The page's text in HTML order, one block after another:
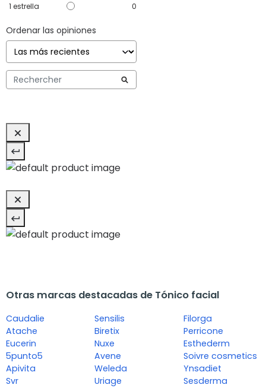
1 estrella 0
Ordenar las opiniones
Otras marcas destacadas de Tónico facial
Caudalie
Atache
Eucerin
5punto5
Apivita
Svr
Sensilis
Biretix
Nuxe
Avene
Weleda
Uriage
Filorga
Perricone
Esthederm
Soivre cosmetics
Ynsadiet
Sesderma